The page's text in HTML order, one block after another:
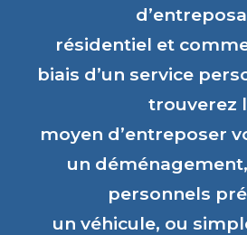
résidentiel et
biais d’un service
trouverez
moyen d’entreposer
un
personnels
un véhicule, ou